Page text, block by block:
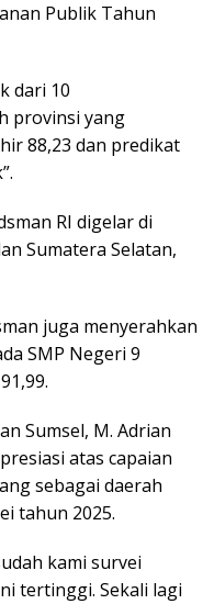
Publik Tahun
dari 10
provinsi yang
88,23 dan predikat
RI digelar di
Sumatera Selatan,
juga menyerahkan
SMP Negeri 9
Sumsel, M. Adrian
atas capaian
sebagai daerah
tahun 2025.
kami survei
tertinggi. Sekali lagi